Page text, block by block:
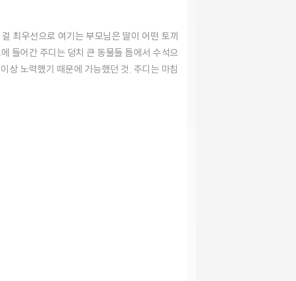
들어간 주디는 덩치 큰 동물들 틈에서 수석으
상 노력했기 때문에 가능했던 것. 주디는 마침